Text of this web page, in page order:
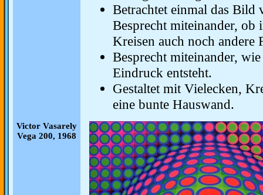
Betrachtet einmal das Bild
Besprecht miteinander, ob
Kreisen auch noch andere
Besprecht miteinander,
Eindruck entsteht.
Gestaltet mit Vielecken,
eine bunte Hauswand.
Victor Vasarely
Vega 200, 1968